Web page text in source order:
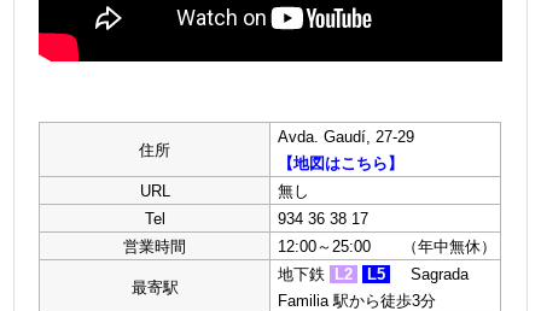
住所
Avda. Gaudí, 27-29
【地図はこちら】
URL
無し
Tel
934 36 38 17
営業時間
12:00～25:00 （年中無休）
最寄駅
地下鉄 L2 L5
Sagrada
Familia 駅から徒歩3分